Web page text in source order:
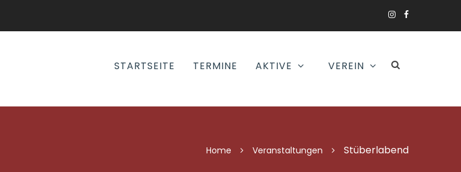
STARTSEITE TERMINE AKTIVE VEREIN
Home Veranstaltungen Stüberlabend